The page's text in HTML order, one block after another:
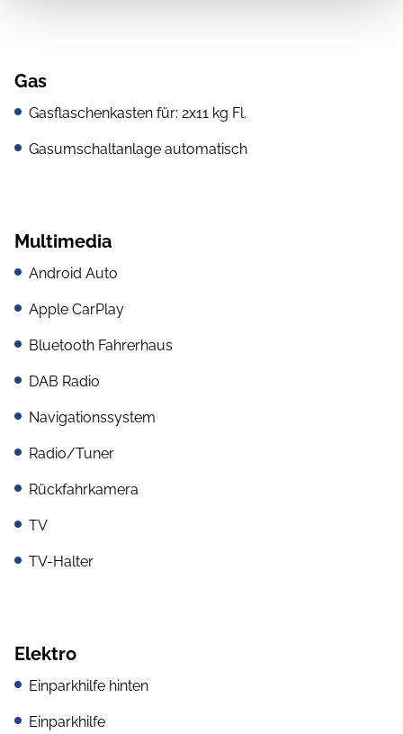
Gas
Gasflaschenkasten für: 2x11 kg Fl.
Gasumschaltanlage automatisch
Multimedia
Android Auto
Apple CarPlay
Bluetooth Fahrerhaus
DAB Radio
Navigationssystem
Radio/Tuner
Rückfahrkamera
TV
TV-Halter
Elektro
Einparkhilfe hinten
Einparkhilfe